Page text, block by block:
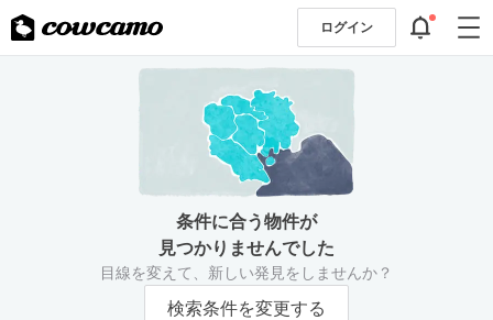
ログイン
条件に合う物件が
見つかりませんでした
目線を変えて、新しい発見をしませんか？
検索条件を変更する